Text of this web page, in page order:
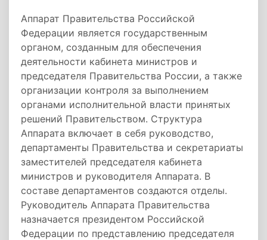
Аппарат Правительства Российской
Федерации является государственным
органом, созданным для обеспечения
деятельности кабинета министров и
председателя Правительства России, а также
организации контроля за выполнением
органами исполнительной власти принятых
решений Правительством. Структура
Аппарата включает в себя руководство,
департаменты Правительства и секретариаты
заместителей председателя кабинета
министров и руководителя Аппарата. В
составе департаментов создаются отделы.
Руководитель Аппарата Правительства
назначается президентом Российской
Федерации по представлению председателя